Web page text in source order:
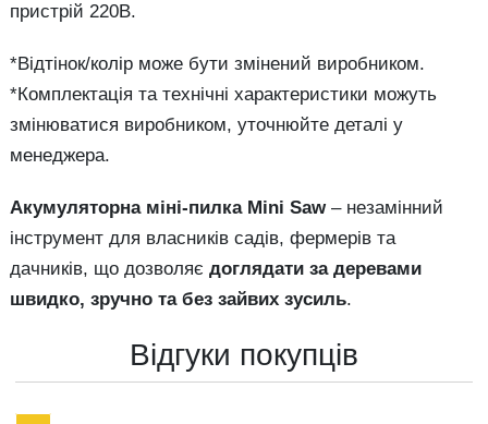
пристрій 220В.
*Відтінок/колір може бути змінений виробником.
*Комплектація та технічні характеристики можуть
змінюватися виробником, уточнюйте деталі у
менеджера.
Акумуляторна міні-пилка Mini Saw– незамінний
інструмент для власників садів, фермерів та
дачників, що дозволяє доглядати за деревами
швидко, зручно та без зайвих зусиль.
Відгуки покупців